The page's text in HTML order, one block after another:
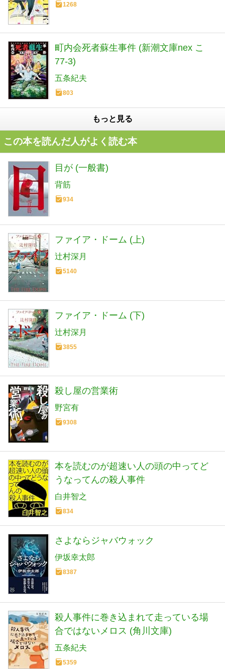
1268
町内会死者蘇生事件 (新潮文庫nex こ
77-3)
五条紀夫
803
もっと見る
この本を読んだ人がよく読む本
目が (一般書)
背筋
934
ファイア・ドーム (上)
辻村深月
5140
ファイア・ドーム (下)
辻村深月
3855
殺し屋の営業術
野宮有
9308
本を読むのが超速い人の頭の中ってど
うなってんの殺人事件
白井智之
834
さよならジャバウォック
伊坂幸太郎
8387
殺人事件に巻き込まれて走っている場
合ではないメロス (角川文庫)
五条紀夫
5359